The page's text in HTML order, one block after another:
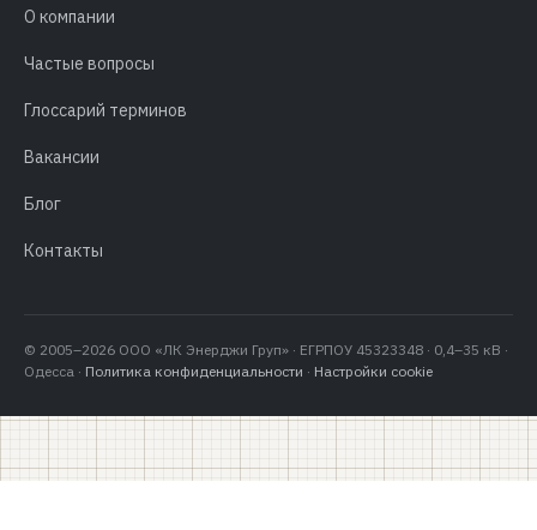
О компании
Частые вопросы
Глоссарий терминов
Вакансии
Блог
Контакты
© 2005–2026 ООО «ЛК Энерджи Груп» · ЕГРПОУ 45323348 · 0,4–35 кВ ·
Одесса · Политика конфиденциальности · Настройки cookie